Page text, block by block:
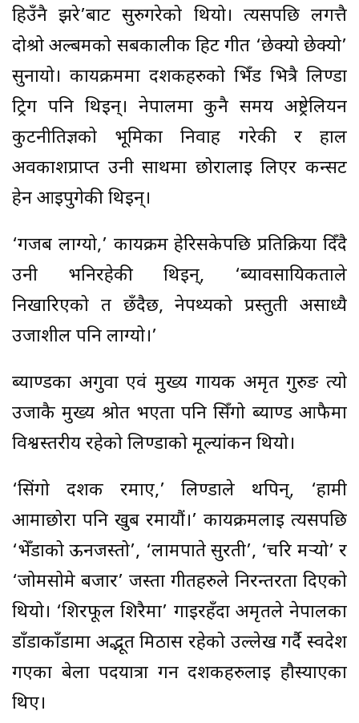
हिउँनै झरे’बाट सुरुगरेको थियो। त्यसपछि लगत्तै
दोश्रो अल्बमको सर्बकालीक हिट गीत ‘छेक्यो छेक्यो’
सुनायो। कार्यक्रममा दर्शकहरुको भिँड भित्रै लिण्डा
ट्रिग पनि थिइन्। नेपालमा कुनै समय अष्ट्रेलियन
कुटनीतिज्ञको भूमिका निर्वाह गरेकी र हाल
अवकाशप्राप्त उनी साथमा छोरालाई लिएर कन्सर्ट
हेर्न आइपुगेकी थिइन्।
‘गजब लाग्यो,’ कार्यक्रम हेरिसकेपछि प्रतिक्रिया दिँदै
उनी भनिरहेकी थिइन्, ‘ब्यावसायिकताले
निखारिएको त छँदैछ, नेपथ्यको प्रस्तुती असाध्यै
उर्जाशील पनि लाग्यो।’
ब्याण्डका अगुवा एवं मुख्य गायक अमृत गुरुङ त्यो
उर्जाकै मुख्य श्रोत भएता पनि सिँगो ब्याण्ड आफैमा
विश्वस्तरीय रहेको लिण्डाको मूल्यांकन थियो।
‘सिंगो दर्शक रमाए,’ लिण्डाले थपिन्, ‘हामी
आमाछोरा पनि खुब रमायौं।’ कार्यक्रमलाई त्यसपछि
‘भेँडाको ऊनजस्तो’, ‘लामपाते सुरती’, ‘चरि मर्‍यो’ र
‘जोमसोमे बजार’ जस्ता गीतहरुले निरन्तरता दिएको
थियो। ‘शिरफूल शिरैमा’ गाइरहँदा अमृतले नेपालका
डाँडाकाँडामा अद्भूत मिठास रहेको उल्लेख गर्दै स्वदेश
गएका बेला पदयात्रा गर्न दर्शकहरुलाई हौस्याएका
थिए।